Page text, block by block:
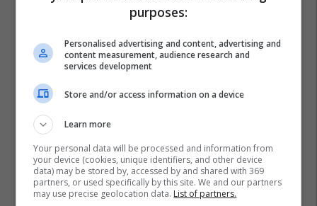
purposes:
Personalised advertising and content, advertising and
content measurement, audience research and
services development
Store and/or access information on a device
Learn more
Your personal data will be processed and information from
your device (cookies, unique identifiers, and other device
data) may be stored by, accessed by and shared with 369
partners, or used specifically by this site. We and our partners
may use precise geolocation data. List of partners.